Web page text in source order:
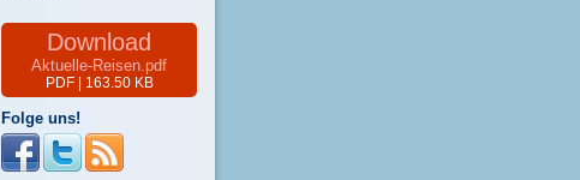
Download
Aktuelle-Reisen.pdf
PDF | 163.50 KB
Folge uns!